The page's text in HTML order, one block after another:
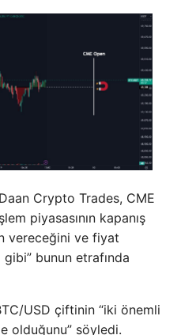
Crypto Trades, CME
piyasasının kapanış
vereceğini ve fiyat
bunun etrafında
USD çiftinin “iki önemli
olduğunu” söyledi.